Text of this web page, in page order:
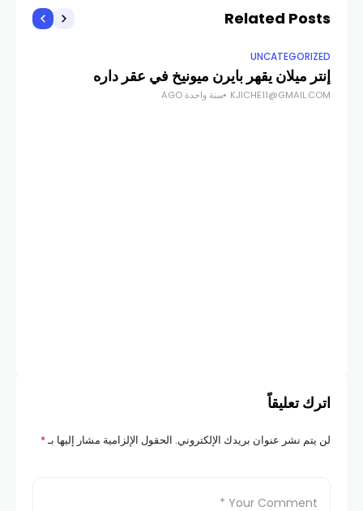
Related Posts
UNCATEGORIZED
إنتر ميلان يقهر بايرن ميونيخ في عقر داره
KJICHE11@GMAIL.COM سنة واحدة AGO
اترك تعليقاً
لن يتم نشر عنوان بريدك الإلكتروني. الحقول الإلزامية مشار إليها بـ*